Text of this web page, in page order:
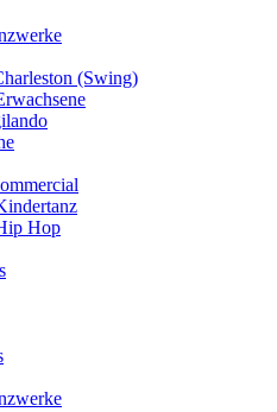
(Swing)
Hop